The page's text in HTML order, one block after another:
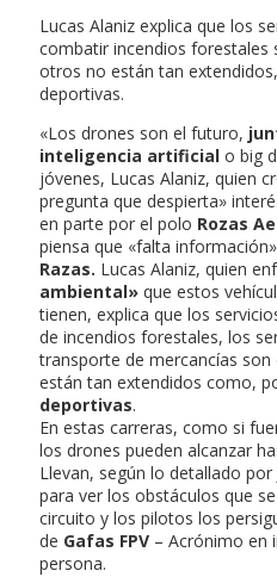
Lucas Alaniz explica que los
combatir incendios forestales
otros no están tan
deportivas.
«Los drones son el futuro,
inteligencia artificial o big
jóvenes, Lucas Alaniz, quien
pregunta que despierta»
en parte por el polo Rozas
piensa que «falta
Razas. Lucas Alaniz, quien
ambiental» que estos
tienen, explica que los
de incendios forestales, los
transporte de mercancías
están tan extendidos como,
deportivas.
En estas carreras, como si
los drones pueden alcanzar
Llevan, según lo detallado
para ver los obstáculos que
circuito y los pilotos los
de Gafas FPV – Acrónimo en
persona.